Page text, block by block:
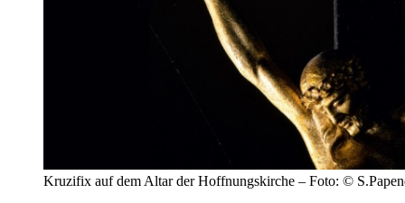
Kruzifix auf dem Altar der Hoffnungskirche – Foto: ©